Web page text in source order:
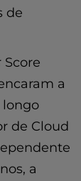
de
a
longo
de Cloud
a